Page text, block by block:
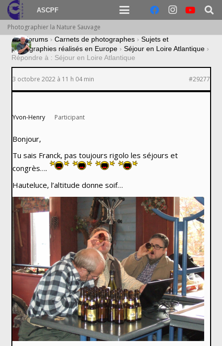
ASCPF
Photographier la Nature Sauvage
› Forums › Carnets de photographes › Sujets et
photographies réalisés en Europe › Séjour en Loire Atlantique ›
Répondre à : Séjour en Loire Atlantique
3 octobre 2022 à 11 h 04 min #29277
Yvon-Henry Participant
Bonjour,
Tu sais Franck, pas toujours rigolo les séjours et
congrès….
Hauteluce, l’altitude donne soif…